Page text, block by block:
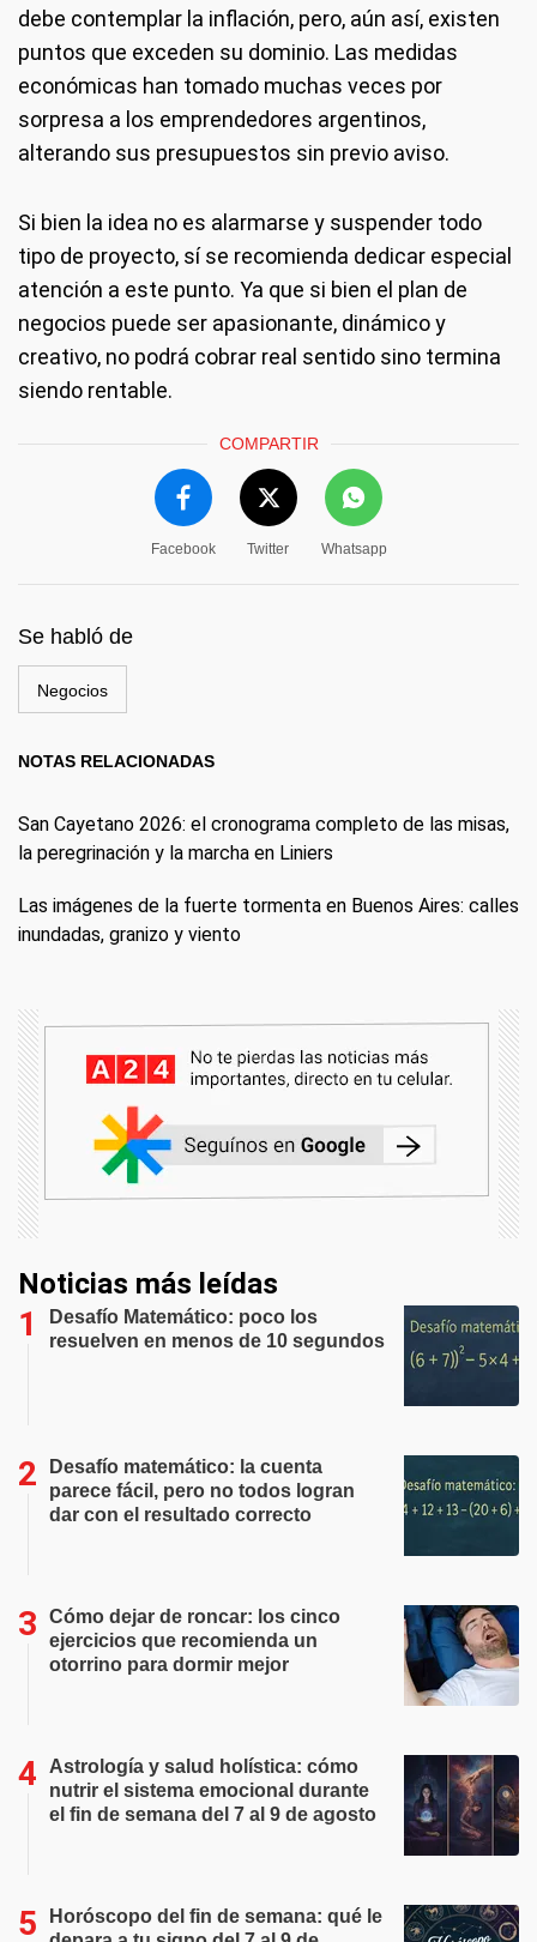
debe contemplar la inflación, pero, aún así, existen
puntos que exceden su dominio. Las medidas
económicas han tomado muchas veces por
sorpresa a los emprendedores argentinos,
alterando sus presupuestos sin previo aviso.
Si bien la idea no es alarmarse y suspender todo
tipo de proyecto, sí se recomienda dedicar especial
atención a este punto. Ya que si bien el plan de
negocios puede ser apasionante, dinámico y
creativo, no podrá cobrar real sentido sino termina
siendo rentable.
COMPARTIR
Facebook Twitter Whatsapp
Se habló de
Negocios
NOTAS RELACIONADAS
San Cayetano 2026: el cronograma completo de las misas,
la peregrinación y la marcha en Liniers
Las imágenes de la fuerte tormenta en Buenos Aires: calles
inundadas, granizo y viento
Noticias más leídas
Desafío Matemático: poco los
resuelven en menos de 10 segundos
Desafío matemático: la cuenta
parece fácil, pero no todos logran
dar con el resultado correcto
Cómo dejar de roncar: los cinco
ejercicios que recomienda un
otorrino para dormir mejor
Astrología y salud holística: cómo
nutrir el sistema emocional durante
el fin de semana del 7 al 9 de agosto
Horóscopo del fin de semana: qué le